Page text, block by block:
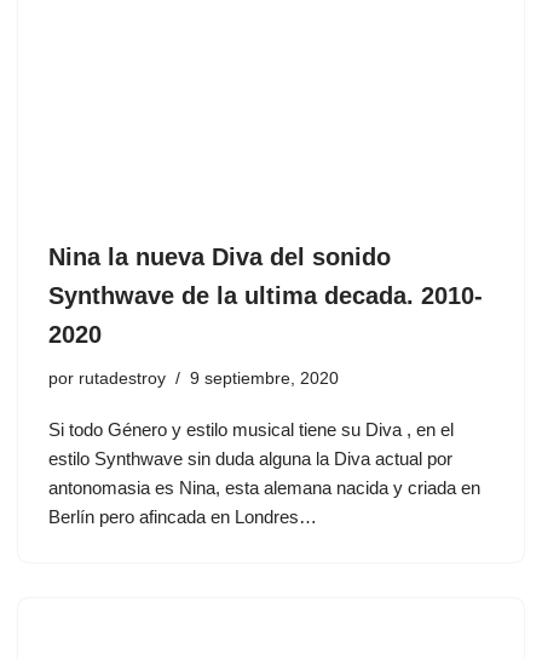
Nina la nueva Diva del sonido
Synthwave de la ultima decada. 2010-
2020
por rutadestroy 9 septiembre, 2020
Si todo Género y estilo musical tiene su Diva , en el
estilo Synthwave sin duda alguna la Diva actual por
antonomasia es Nina, esta alemana nacida y criada en
Berlín pero afincada en Londres…